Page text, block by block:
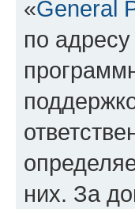
«General
по адресу
них. За